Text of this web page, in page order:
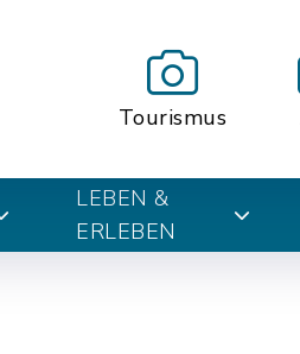
Tourismus
LEBEN &
ERLEBEN